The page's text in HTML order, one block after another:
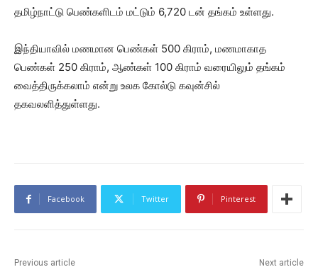
தமிழ்நாட்டு பெண்களிடம் மட்டும் 6,720 டன் தங்கம் உள்ளது.
இந்தியாவில் மணமான பெண்கள் 500 கிராம், மணமாகாத
பெண்கள் 250 கிராம், ஆண்கள் 100 கிராம் வரையிலும் தங்கம்
வைத்திருக்கலாம் என்று உலக கோல்டு கவுன்சில்
தகவலளித்துள்ளது.
Facebook Twitter Pinterest
Previous article Next article